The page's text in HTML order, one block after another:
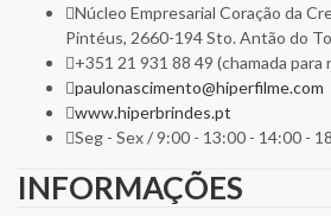
Núcleo Empresarial Coração da
Pintéus, 2660-194 Sto. Antão do
+351 21 931 88 49 (chamada para
paulonascimento@hiperfilme.com
www.hiperbrindes.pt
Seg - Sex / 9:00 - 13:00 - 14:00 -
INFORMAÇÕES